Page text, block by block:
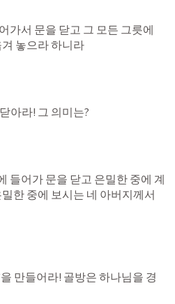
가서 문을 닫고 그 모든 그릇에
놓으라 하니라
아라! 그 의미는?
들어가 문을 닫고 은밀한 중에 계
한 중에 보시는 네 아버지께서
을 만들어라! 골방은 하나님을 경